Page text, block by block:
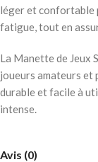
léger et confortable
fatigue, tout en
La Manette de Jeux
joueurs amateurs et
durable et facile à
intense.
Avis (0)